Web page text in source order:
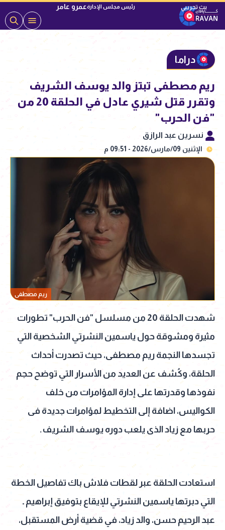
رئيس مجلس الإدارةعمرو عامر
دراما
ريم مصطفى تبتز والد يوسف الشريف
وتقرر قتل شيري عادل في الحلقة 20 من
"فن الحرب"
نسرين عبد الرازق
الإثنين 09/مارس/2026 - 09:51 م
ريم مصطفى
شهدت الحلقة 20 من مسلسل "فن الحرب" تطورات
مثيرة ومشوقة حول ياسمين النشرتي الشخصية التي
تجسدها النجمة ريم مصطفى، حيث تصدرت أحداث
الحلقة، وكُشف عن العديد من الأسرار التي توضح حجم
نفوذها وقدرتها على إدارة المؤامرات من خلف
الكواليس، اضافة إلى التخطيط لمؤامرات جديدة فى
حربها مع زياد الذى يلعب دوره يوسف الشريف.
استعادت الحلقة عبر لقطات فلاش باك تفاصيل الخطة
التي دبرتها ياسمين النشرتي للإيقاع بتوفيق إبراهيم ـ
عبد الرحيم حسن، والد زياد، في قضية أرض المستقبل،